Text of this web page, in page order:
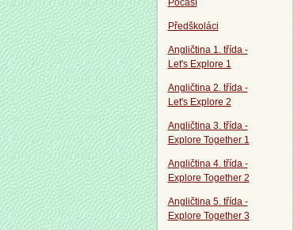
Počasí
Předškoláci
Angličtina 1. třída -
Let's Explore 1
Angličtina 2. třída -
Let's Explore 2
Angličtina 3. třída -
Explore Together 1
Angličtina 4. třída -
Explore Together 2
Angličtina 5. třída -
Explore Together 3